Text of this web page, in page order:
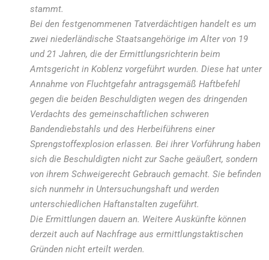
stammt.
Bei den festgenommenen Tatverdächtigen handelt es um
zwei niederländische Staatsangehörige im Alter von 19
und 21 Jahren, die der Ermittlungsrichterin beim
Amtsgericht in Koblenz vorgeführt wurden. Diese hat unter
Annahme von Fluchtgefahr antragsgemäß Haftbefehl
gegen die beiden Beschuldigten wegen des dringenden
Verdachts des gemeinschaftlichen schweren
Bandendiebstahls und des Herbeiführens einer
Sprengstoffexplosion erlassen. Bei ihrer Vorführung haben
sich die Beschuldigten nicht zur Sache geäußert, sondern
von ihrem Schweigerecht Gebrauch gemacht. Sie befinden
sich nunmehr in Untersuchungshaft und werden
unterschiedlichen Haftanstalten zugeführt.
Die Ermittlungen dauern an. Weitere Auskünfte können
derzeit auch auf Nachfrage aus ermittlungstaktischen
Gründen nicht erteilt werden.